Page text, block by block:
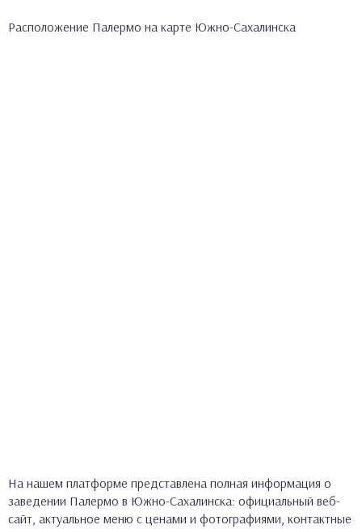
Расположение Палермо на карте Южно-Сахалинска
На нашем платформе представлена полная информация о
заведении Палермо в Южно-Сахалинска: официальный веб-
сайт, актуальное меню с ценами и фотографиями, контактные